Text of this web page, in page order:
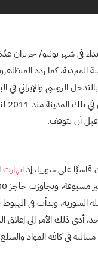
في شهر يونيو/ حزيران
المتردية، كما ردد
الروسي والإيراني في
قبل أن تتوقف.
قاسيًا على سوريا، إذانهارت
أدى ذلك الأمر إلى
في كافة المواد